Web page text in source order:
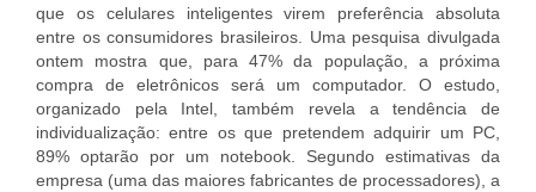
que os celulares inteligentes virem preferência absoluta
entre os consumidores brasileiros. Uma pesquisa divulgada
ontem mostra que, para 47% da população, a próxima
compra de eletrônicos será um computador. O estudo,
organizado pela Intel, também revela a tendência de
individualização: entre os que pretendem adquirir um PC,
89% optarão por um notebook. Segundo estimativas da
empresa (uma das maiores fabricantes de processadores), a